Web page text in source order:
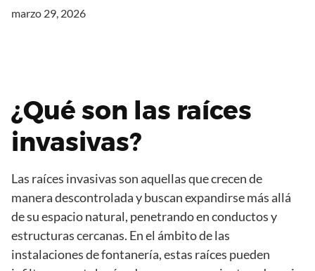
marzo 29, 2026
¿Qué son las raíces
invasivas?
Las raíces invasivas son aquellas que crecen de
manera descontrolada y buscan expandirse más allá
de su espacio natural, penetrando en conductos y
estructuras cercanas. En el ámbito de las
instalaciones de fontanería, estas raíces pueden